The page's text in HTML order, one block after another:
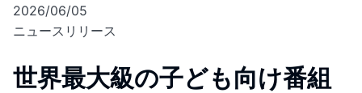
2026/06/05
ニュースリリース
世界最大級の子ども向け番組